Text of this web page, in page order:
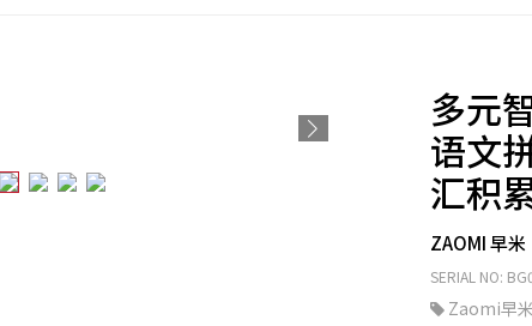
多元
语文
汇积
ZAOMI 早米
SERIAL NO:
Zaomi早米